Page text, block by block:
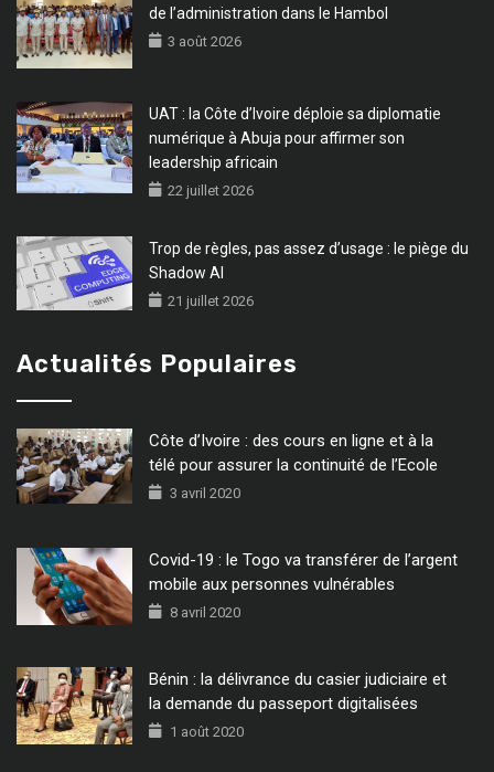
de l’administration dans le Hambol
3 août 2026
UAT : la Côte d’Ivoire déploie sa diplomatie
numérique à Abuja pour affirmer son
leadership africain
22 juillet 2026
Trop de règles, pas assez d’usage : le piège du
Shadow AI
21 juillet 2026
Actualités Populaires
Côte d’Ivoire : des cours en ligne et à la
télé pour assurer la continuité de l’Ecole
3 avril 2020
Covid-19 : le Togo va transférer de l’argent
mobile aux personnes vulnérables
8 avril 2020
Bénin : la délivrance du casier judiciaire et
la demande du passeport digitalisées
1 août 2020